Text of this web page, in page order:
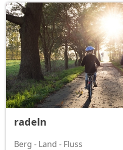
radeln
Berg - Land - Fluss